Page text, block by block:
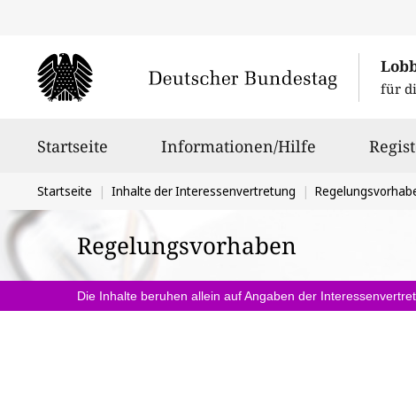
für
Startseite Informationen/Hilfe
Sie
befinden
sich
hier:
Startseite Inhalte der Interessenvertretung
Regelungsvorhaben
Die Inhalte beruhen allein auf Angaben der